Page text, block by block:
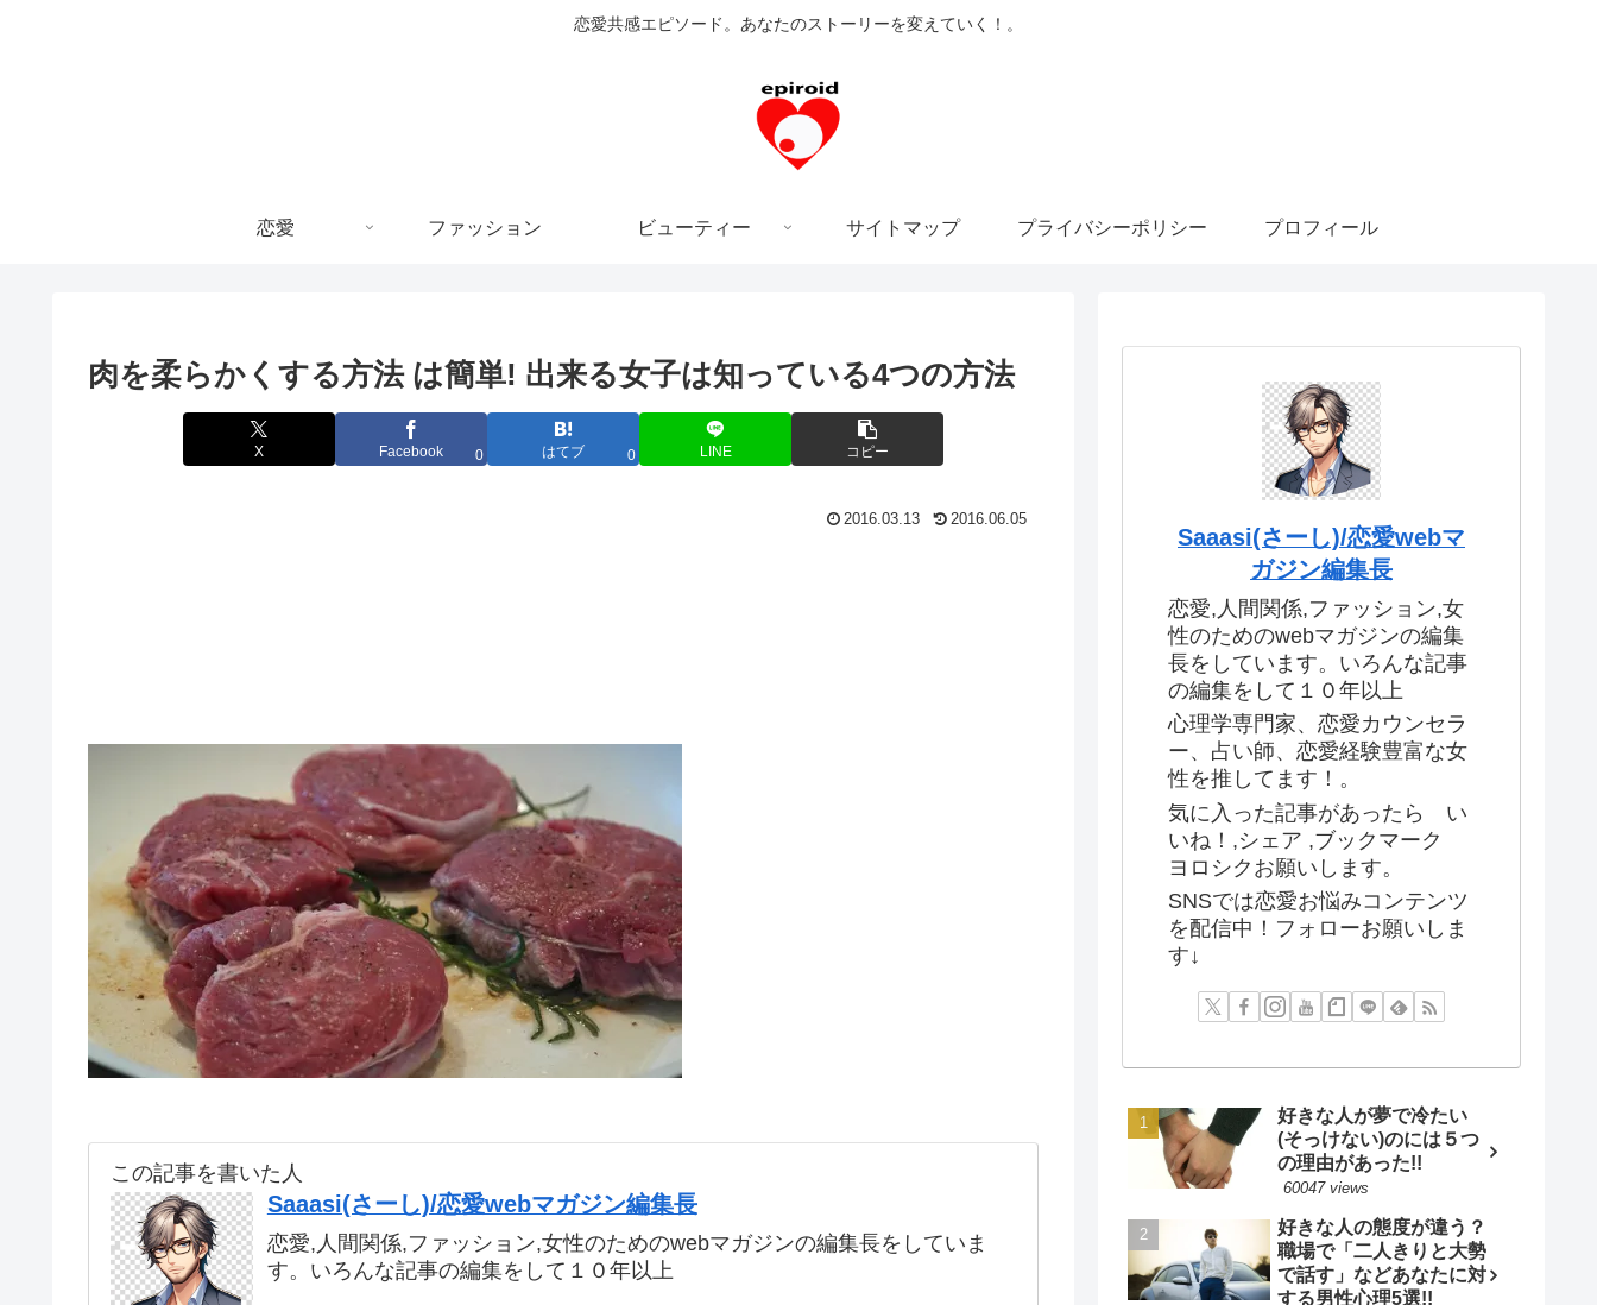
恋愛共感エピソード。あなたのストーリーを変えていく！。
恋愛 ファッション ビューティー サイトマップ プライバシーポリシー プロフィール
肉を柔らかくする方法 は簡単! 出来る女子は知っている4つの方法
X Facebook 0 はてブ 0 LINE コピー
2016.03.13 2016.06.05
この記事を書いた人
Saaasi(さーし)/恋愛webマガジン編集長
恋愛,人間関係,ファッション,女性のためのwebマガジンの編集長をしていま
す。いろんな記事の編集をして１０年以上
Saaasi(さーし)/恋愛webマ
ガジン編集長
恋愛,人間関係,ファッション,女
性のためのwebマガジンの編集
長をしています。いろんな記事
の編集をして１０年以上
心理学専門家、恋愛カウンセラ
ー、占い師、恋愛経験豊富な女
性を推してます！。
気に入った記事があったら い
いね！,シェア ,ブックマーク
ヨロシクお願いします。
SNSでは恋愛お悩みコンテンツ
を配信中！フォローお願いしま
す↓
好きな人が夢で冷たい
(そっけない)のには５つ
の理由があった!!
60047 views
好きな人の態度が違う？
職場で「二人きりと大勢
で話す」などあなたに対
する男性心理5選!!